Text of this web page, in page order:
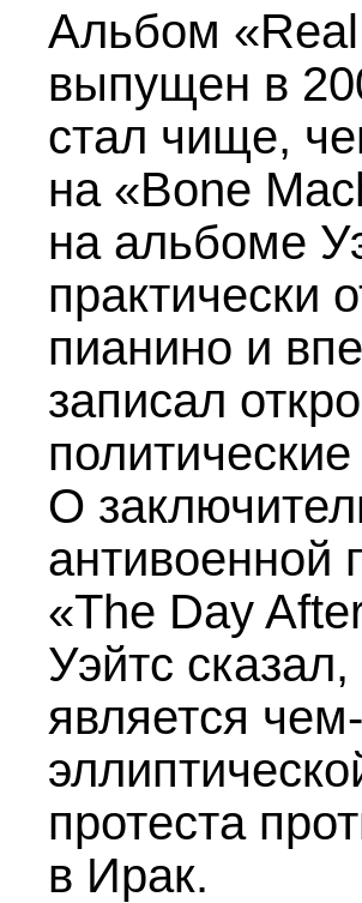
Альбом
выпущен в
стал чище,
на «Bone
на альбоме
практически
пианино и
записал
О
антивоенной
«The Day
Уэйтс
является
протеста
в Ирак.